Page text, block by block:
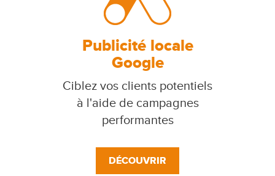
Publicité locale
Google
Ciblez vos clients potentiels
à l'aide de campagnes
performantes
DÉCOUVRIR